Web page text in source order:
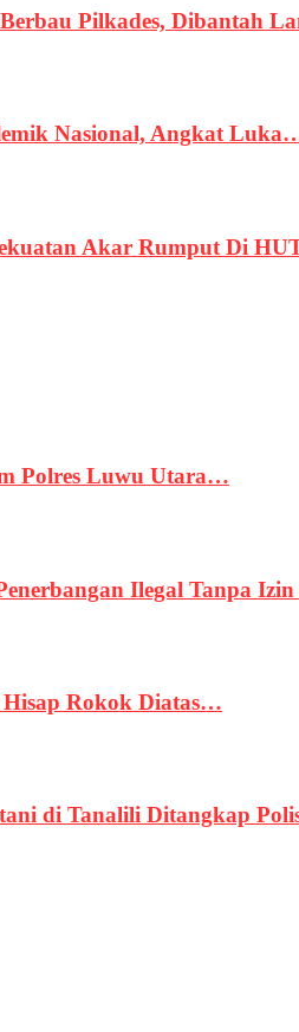
Pilkades, Dibantah
Nasional, Angkat
Akar Rumput Di
Polres Luwu Utara…
Ilegal Tanpa
Rokok Diatas…
di Tanalili Ditangkap